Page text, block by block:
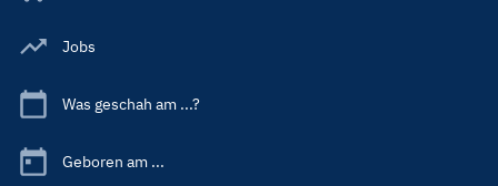
Jobs
Was geschah am ...?
Geboren am ...